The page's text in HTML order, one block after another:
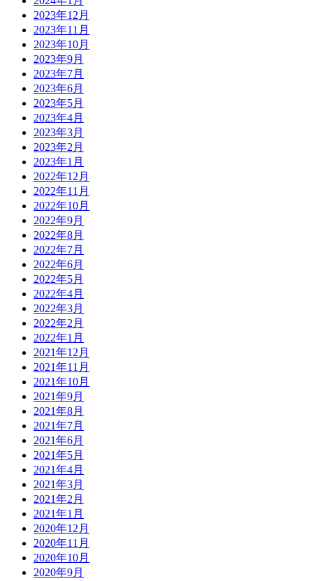
2023年12月
2023年11月
2023年10月
2023年9月
2023年7月
2023年6月
2023年5月
2023年4月
2023年3月
2023年2月
2023年1月
2022年12月
2022年11月
2022年10月
2022年9月
2022年8月
2022年7月
2022年6月
2022年5月
2022年4月
2022年3月
2022年2月
2022年1月
2021年12月
2021年11月
2021年10月
2021年9月
2021年8月
2021年7月
2021年6月
2021年5月
2021年4月
2021年3月
2021年2月
2021年1月
2020年12月
2020年11月
2020年10月
2020年9月